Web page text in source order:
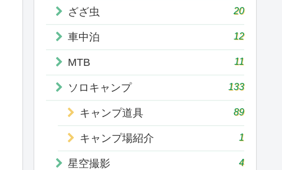
ざざ虫 20
車中泊 12
MTB 11
ソロキャンプ 133
キャンプ道具 89
キャンプ場紹介 1
星空撮影 4